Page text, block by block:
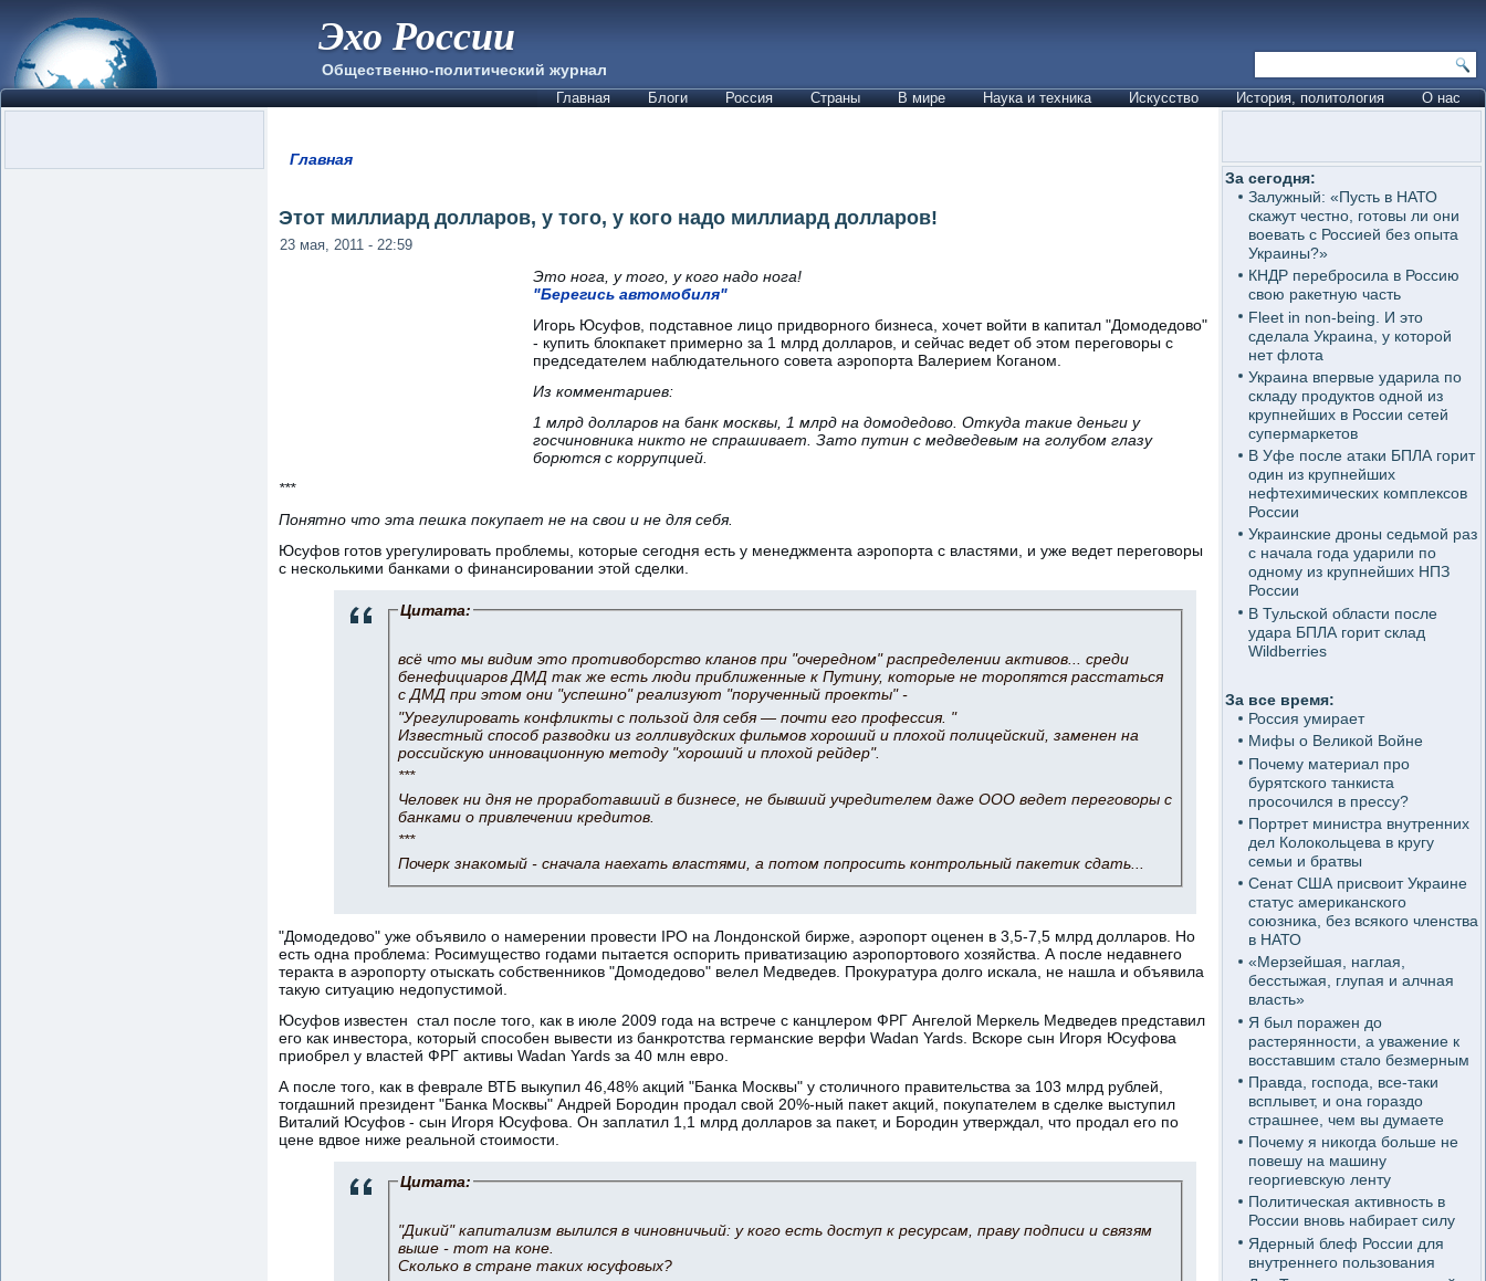
Эхо России
Общественно-политический журнал
Главная Блоги Россия Страны В мире Наука и техника Искусство История, политология О нас
Главная
Этот миллиард долларов, у того, у кого надо миллиард долларов!
23 мая, 2011 - 22:59
Это нога, у того, у кого надо нога!
"Берегись автомобиля"
Игорь Юсуфов, подставное лицо придворного бизнеса, хочет войти в капитал "Домодедово"
- купить блокпакет примерно за 1 млрд долларов, и сейчас ведет об этом переговоры с
председателем наблюдательного совета аэропорта Валерием Коганом.
Из комментариев:
1 млрд долларов на банк москвы, 1 млрд на домодедово. Откуда такие деньги у
госчиновника никто не спрашивает. Зато путин с медведевым на голубом глазу
борются с коррупцией.
***
Понятно что эта пешка покупает не на свои и не для себя.
Юсуфов готов урегулировать проблемы, которые сегодня есть у менеджмента аэропорта с властями, и уже ведет переговоры
с несколькими банками о финансировании этой сделки.
Цитата:
всё что мы видим это противоборство кланов при "очередном" распределении активов... среди
бенефициаров ДМД так же есть люди приближенные к Путину, которые не торопятся расстаться
с ДМД при этом они "успешно" реализуют "порученный проекты" -
"Урегулировать конфликты с пользой для себя — почти его профессия. "
Известный способ разводки из голливудских фильмов хороший и плохой полицейский, заменен на
российскую инновационную методу "хороший и плохой рейдер".
***
Человек ни дня не проработавший в бизнесе, не бывший учредителем даже ООО ведет переговоры с
банками о привлечении кредитов.
***
Почерк знакомый - сначала наехать властями, а потом попросить контрольный пакетик сдать...
"Домодедово" уже объявило о намерении провести IPO на Лондонской бирже, аэропорт оценен в 3,5-7,5 млрд долларов. Но
есть одна проблема: Росимущество годами пытается оспорить приватизацию аэропортового хозяйства. А после недавнего
теракта в аэропорту отыскать собственников "Домодедово" велел Медведев. Прокуратура долго искала, не нашла и объявила
такую ситуацию недопустимой.
Юсуфов известен стал после того, как в июле 2009 года на встрече с канцлером ФРГ Ангелой Меркель Медведев представил
его как инвестора, который способен вывести из банкротства германские верфи Wadan Yards. Вскоре сын Игоря Юсуфова
приобрел у властей ФРГ активы Wadan Yards за 40 млн евро.
А после того, как в феврале ВТБ выкупил 46,48% акций "Банка Москвы" у столичного правительства за 103 млрд рублей,
тогдашний президент "Банка Москвы" Андрей Бородин продал свой 20%-ный пакет акций, покупателем в сделке выступил
Виталий Юсуфов - сын Игоря Юсуфова. Он заплатил 1,1 млрд долларов за пакет, и Бородин утверждал, что продал его по
цене вдвое ниже реальной стоимости.
Цитата:
"Дикий" капитализм вылился в чиновничьий: у кого есть доступ к ресурсам, праву подписи и связям
выше - тот на коне.
Сколько в стране таких юсуфовых?
За сегодня:
Залужный: «Пусть в НАТО
скажут честно, готовы ли они
воевать с Россией без опыта
Украины?»
КНДР перебросила в Россию
свою ракетную часть
Fleet in non-being. И это
сделала Украина, у которой
нет флота
Украина впервые ударила по
складу продуктов одной из
крупнейших в России сетей
супермаркетов
В Уфе после атаки БПЛА горит
один из крупнейших
нефтехимических комплексов
России
Украинские дроны седьмой раз
с начала года ударили по
одному из крупнейших НПЗ
России
В Тульской области после
удара БПЛА горит склад
Wildberries
За все время:
Россия умирает
Мифы о Великой Войне
Почему материал про
бурятского танкиста
просочился в прессу?
Портрет министра внутренних
дел Колокольцева в кругу
семьи и братвы
Сенат США присвоит Украине
статус американского
союзника, без всякого членства
в НАТО
«Мерзейшая, наглая,
бесстыжая, глупая и алчная
власть»
Я был поражен до
растерянности, а уважение к
восставшим стало безмерным
Правда, господа, все-таки
всплывет, и она гораздо
страшнее, чем вы думаете
Почему я никогда больше не
повешу на машину
георгиевскую ленту
Политическая активность в
России вновь набирает силу
Ядерный блеф России для
внутреннего пользования